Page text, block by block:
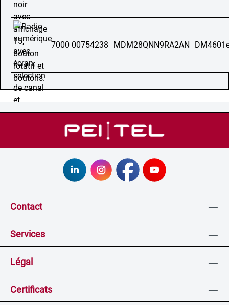
7000 00754238 MDM28QNN9RA2AN
Contact
Services
Légal
Certificats